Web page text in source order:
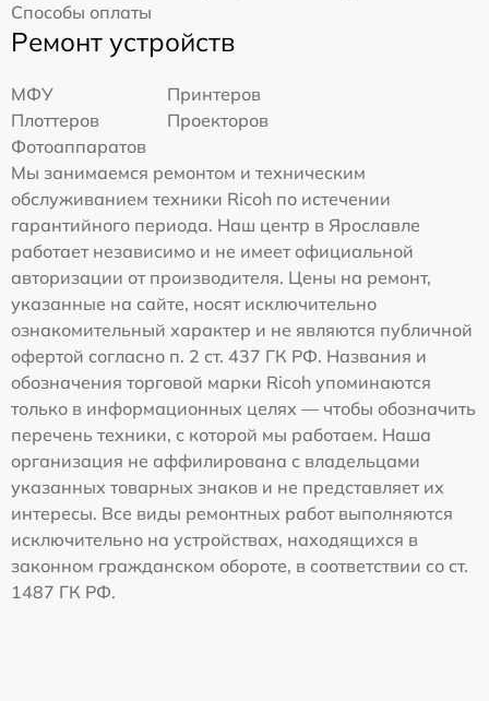
Способы оплаты
Ремонт устройств
МФУ
Принтеров
Плоттеров
Проекторов
Фотоаппаратов
Мы занимаемся ремонтом и техническим
обслуживанием техники Ricoh по истечении
гарантийного периода. Наш центр в Ярославле
работает независимо и не имеет официальной
авторизации от производителя. Цены на ремонт,
указанные на сайте, носят исключительно
ознакомительный характер и не являются публичной
офертой согласно п. 2 ст. 437 ГК РФ. Названия и
обозначения торговой марки Ricoh упоминаются
только в информационных целях — чтобы обозначить
перечень техники, с которой мы работаем. Наша
организация не аффилирована с владельцами
указанных товарных знаков и не представляет их
интересы. Все виды ремонтных работ выполняются
исключительно на устройствах, находящихся в
законном гражданском обороте, в соответствии со ст.
1487 ГК РФ.